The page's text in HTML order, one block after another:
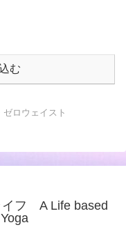
む
ロウェイスト
イフ A Life based